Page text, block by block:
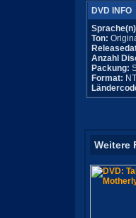
DVD INFO
Ton:
Anzahl
Packung:
Format:
Weitere